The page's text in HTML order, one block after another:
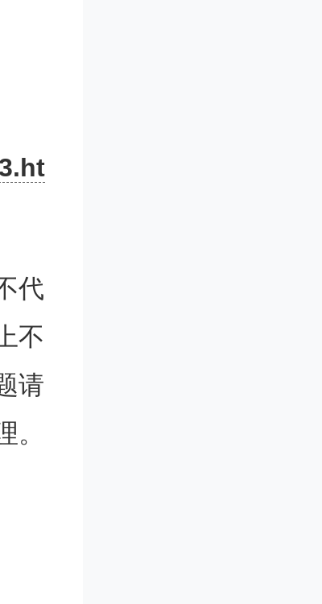
能
的
纳
颜
确
振
代
不
请